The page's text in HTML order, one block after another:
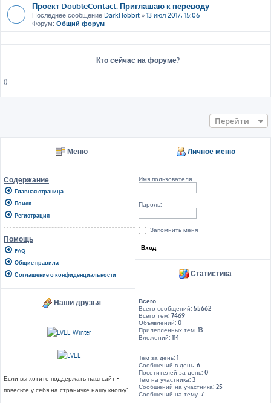
Проект DoubleContact. Приглашаю к переводу
Последнее сообщение DarkHobbit » 13 июл 2017, 15:06
Форум: Общий форум
Кто сейчас на форуме?
()
Перейти
Меню
Содержание
Главная страница
Поиск
Регистрация
Помощь
FAQ
Общие правила
Соглашение о конфиденциальности
Наши друзья
Если вы хотите поддержать наш сайт -
повесьте у себя на страничке нашу кнопку:
Личное меню
Имя пользователя:
Пароль:
Запомнить меня
Статистика
Всего
Всего сообщений:55662
Всего тем:7469
Объявлений:0
Прилепленных тем:13
Вложений:114
Тем за день:1
Сообщений в день:6
Посетителей за день:0
Тем на участника:3
Сообщений на участника:25
Сообщений на тему:7